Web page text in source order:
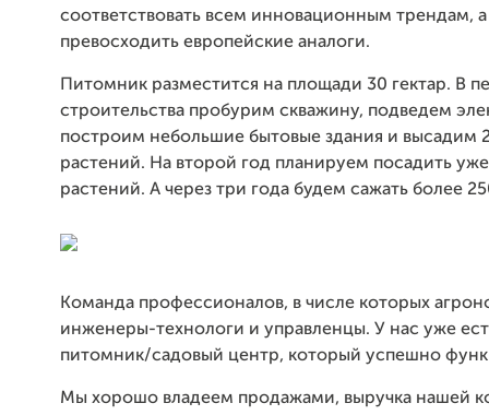
соответствовать всем инновационным трендам, а
превосходить европейские аналоги.
Питомник разместится на площади 30 гектар. В
строительства пробурим скважину, подведем
построим небольшие бытовые здания и высадим
растений. На второй год планируем посадить
растений. А через три года будем сажать более
Команда профессионалов, в числе которых
инженеры-технологи и управленцы. У нас уже
питомник/садовый центр, который успешно
Мы хорошо владеем продажами, выручка нашей